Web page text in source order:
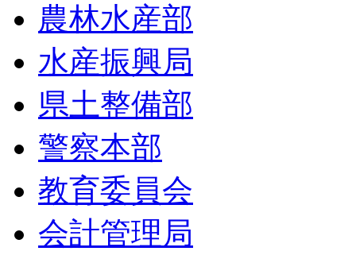
農林水産部
水産振興局
県土整備部
警察本部
教育委員会
会計管理局